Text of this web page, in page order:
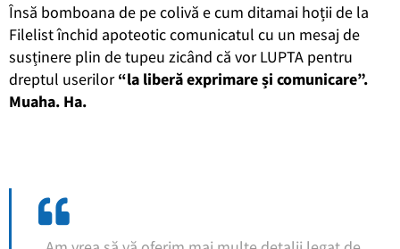
Însă bomboana de pe colivă e cum ditamai hoții de la
Filelist închid apoteotic comunicatul cu un mesaj de
susținere plin de tupeu zicând că vor LUPTA pentru
dreptul userilor“la liberă exprimare și comunicare”.
Muaha. Ha.